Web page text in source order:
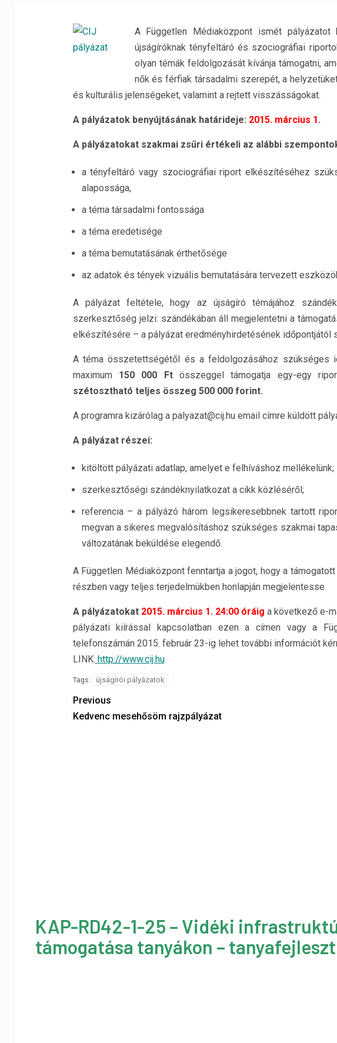
A Független Médiaközpont ismét
újságíróknak tényfeltáró és szociográfiai
olyan témák feldolgozását kívánja támogatni,
nők és férfiak társadalmi szerepét, a
és kulturális jelenségeket, valamint a rejtett visszásságokat.
A pályázatok benyújtásának határideje: 2015. március 1.
A pályázatokat szakmai zsűri értékeli az alábbi
a tényfeltáró vagy szociográfiai riport elkészítéséhez
alapossága,
a téma társadalmi fontossága
a téma eredetisége
a téma bemutatásának érthetősége
az adatok és tények vizuális bemutatására tervezett
A pályázat feltétele, hogy az újságíró témájához
szerkesztőség jelzi: szándékában áll megjelentetni a
elkészítésére – a pályázat eredményhirdetésének időpontjától
A téma összetettségétől és a feldolgozásához szükséges
maximum 150 000 Ftösszeggel támogatja egy-egy
szétosztható teljes összeg 500 000 forint.
A programra kizárólag a palyazat@cij.hu email címre küldött
A pályázat részei:
kitöltött pályázati adatlap, amelyet e felhíváshoz mellékelünk;
szerkesztőségi szándéknyilatkozat a cikk közléséről;
referencia – a pályázó három legsikeresebbnek tartott
megvan a sikeres megvalósításhoz szükséges szakmai
változatának beküldése elegendő.
A Független Médiaközpont fenntartja a jogot, hogy a
részben vagy teljes terjedelmükben honlapján megjelentesse.
A pályázatokat 2015. március 1. 24:00 óráig a következő e-
pályázati kiírással kapcsolatban ezen a címen vagy a
telefonszámán 2015. február 23-ig lehet további információt
LINK: http://www.cij.hu
Tags: újságírói pályázatok
Previous
Kedvenc mesehősöm rajzpályázat
KAP-RD42-1-25 – Vidéki
támogatása tanyákon –